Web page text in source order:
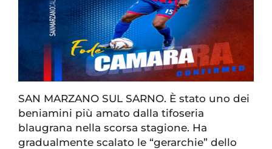
SAN MARZANO SUL SARNO. È stato uno dei
beniamini più amato dalla tifoseria
blaugrana nella scorsa stagione. Ha
gradualmente scalato le “gerarchie” dello